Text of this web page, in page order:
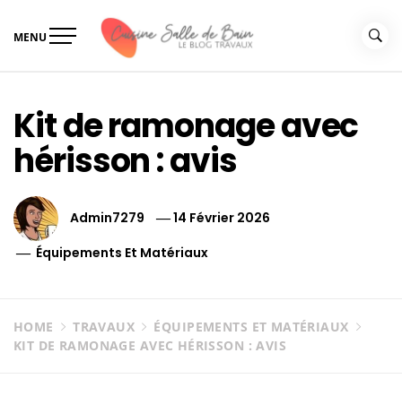
MENU
Kit de ramonage avec
hérisson : avis
Admin7279
14 Février 2026
Équipements Et Matériaux
HOME TRAVAUX
ÉQUIPEMENTS ET MATÉRIAUX
KIT DE RAMONAGE AVEC HÉRISSON : AVIS